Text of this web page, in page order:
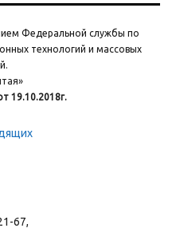
Федеральной службы по
технологий и массовых
19.10.2018г.
67,